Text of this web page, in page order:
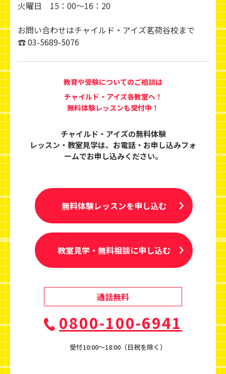
火曜日 15：00～16：20
お問い合わせはチャイルド・アイズ茗荷谷校まで
☎ 03-5689-5076
教育や受験についてのご相談は
チャイルド・アイズ各教室へ！
無料体験レッスンも受付中！
チャイルド・アイズの無料体験
レッスン・教室見学は、 お電話・お申し込みフォ
ームでお申し込みください。
無料体験レッスンを申し込む
教室見学・無料相談に申し込む
通話無料
0800-100-6941
受付10:00〜18:00（日祝を除く）